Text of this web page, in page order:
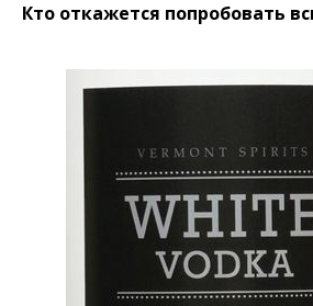
Кто откажется попробовать